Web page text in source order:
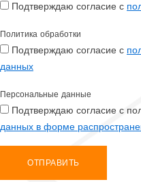
Подтверждаю согласие с
Политика обработки
Подтверждаю согласие с
данных
Персональные данные
Подтверждаю согласие с
данных в форме
ОТПРАВИТЬ